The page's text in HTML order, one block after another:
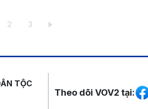
hiện thời
Trang
2 Trang
3
TỘC
Mạng xã hội
Theo dõi VOV2 tại: